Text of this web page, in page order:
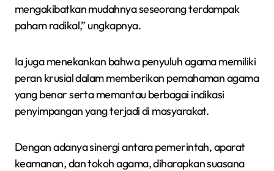
mengakibatkan mudahnya seseorang terdampak
paham radikal,” ungkapnya.
Ia juga menekankan bahwa penyuluh agama memiliki
peran krusial dalam memberikan pemahaman agama
yang benar serta memantau berbagai indikasi
penyimpangan yang terjadi di masyarakat.
Dengan adanya sinergi antara pemerintah, aparat
keamanan, dan tokoh agama, diharapkan suasana